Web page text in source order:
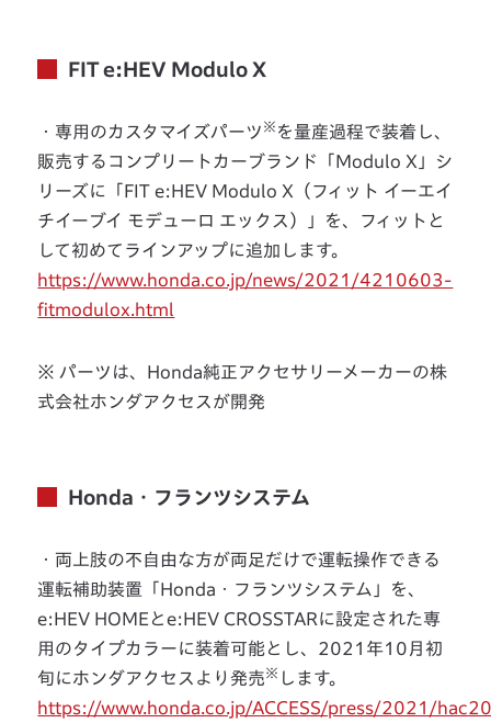
FIT e:HEV Modulo X
・専用のカスタマイズパーツ ※ を量産過程で装着し、
販売するコンプリートカーブランド「Modulo X」シ
リーズに「FIT e:HEV Modulo X（フィット イーエイ
チイーブイ モデューロ エックス）」を、フィットと
して初めてラインアップに追加します。
https://www.honda.co.jp/news/2021/4210603-
fitmodulox.html
※ パーツは、Honda純正アクセサリーメーカーの株
式会社ホンダアクセスが開発
Honda・フランツシステム
・両上肢の不自由な方が両足だけで運転操作できる
運転補助装置「Honda・フランツシステム」を、
e:HEV HOMEとe:HEV CROSSTARに設定された専
用のタイプカラーに装着可能とし、2021年10月初
旬にホンダアクセスより発売※ します。
https://www.honda.co.jp/ACCESS/press/2021/